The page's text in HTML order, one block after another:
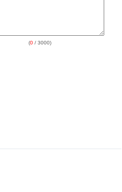
(0 / 3000)